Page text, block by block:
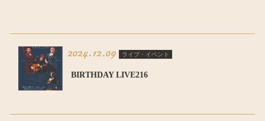
2024.12.09 ライブ・イベント
BIRTHDAY LIVE216